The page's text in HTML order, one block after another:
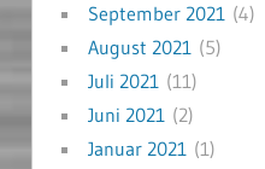
September 2021(4)
August 2021(5)
Juli 2021(11)
Juni 2021(2)
Januar 2021(1)